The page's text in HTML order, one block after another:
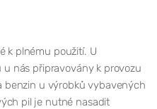
k plnému použití. U
nás připravovány k provozu
benzin u výrobků vybavených
pil je nutné nasadit